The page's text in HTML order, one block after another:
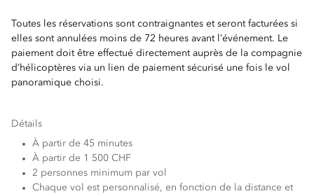
Toutes les réservations sont contraignantes et seront facturées si
elles sont annulées moins de 72 heures avant l’événement. Le
paiement doit être effectué directement auprès de la compagnie
d’hélicoptères via un lien de paiement sécurisé une fois le vol
panoramique choisi.
Détails
À partir de 45 minutes
À partir de 1 500 CHF
2 personnes minimum par vol
Chaque vol est personnalisé, en fonction de la distance et